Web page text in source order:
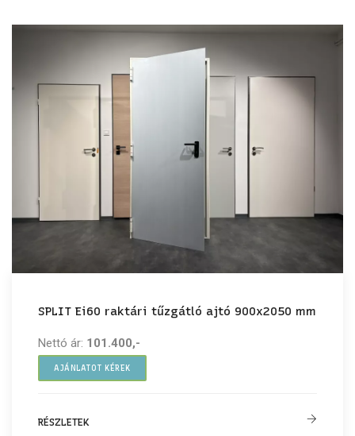
SPLIT Ei60 raktári tűzgátló ajtó 900x2050 mm
Nettó ár: 101.400,-
AJÁNLATOT KÉREK
RÉSZLETEK